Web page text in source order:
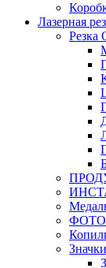
Лазерная
Резка
Значки